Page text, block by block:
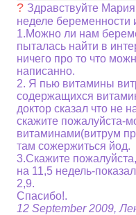
? Здравствуйте
неделе беременности
1.Можно ли нам
пыталась найти в
ничего про то что
написанно.
2. Я пью витамины
содержащихся
доктор сказал что не
скажите пожалуйста-
витаминами(витрум
там сожержиться йод.
3.Скажите
на 11,5 недель-
2,9.
Спасибо!.
12 September 2009,